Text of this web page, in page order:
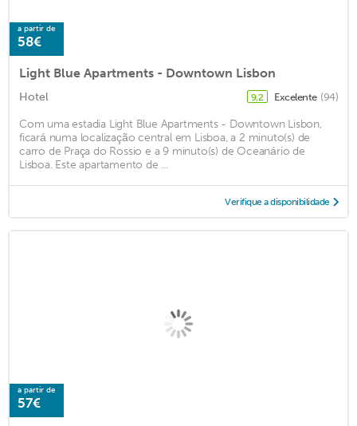
a partir de
58€
Light Blue Apartments - Downtown Lisbon
Hotel 9,2 Excelente (94)
Com uma estadia Light Blue Apartments - Downtown Lisbon,
ficará numa localização central em Lisboa, a 2 minuto(s) de
carro de Praça do Rossio e a 9 minuto(s) de Oceanário de
Lisboa. Este apartamento de ...
Verifique a disponibilidade
a partir de
57€